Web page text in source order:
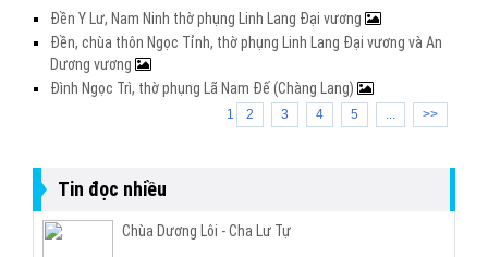
Đền Y Lư, Nam Ninh thờ phụng Linh Lang Đại vương
Đền, chùa thôn Ngọc Tỉnh, thờ phụng Linh Lang Đại vương và An
Dương vương
Đình Ngọc Trì, thờ phụng Lã Nam Đế (Chàng Lang)
1 2 3 4 5 ... >>
Tin đọc nhiều
Chùa Dương Lôi - Cha Lư Tự